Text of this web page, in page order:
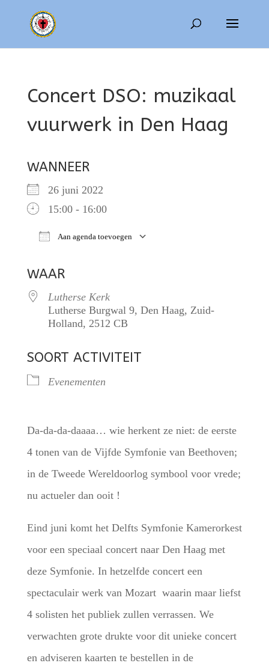
Concert DSO: muzikaal
vuurwerk in Den Haag
WANNEER
26 juni 2022
15:00 - 16:00
Aan agenda toevoegen
WAAR
Lutherse Kerk
Lutherse Burgwal 9, Den Haag, Zuid-
Holland, 2512 CB
SOORT ACTIVITEIT
Evenementen
Da-da-da-daaaa… wie herkent ze niet: de eerste
4 tonen van de Vijfde Symfonie van Beethoven;
in de Tweede Wereldoorlog symbool voor vrede;
nu actueler dan ooit !
Eind juni komt het Delfts Symfonie Kamerorkest
voor een speciaal concert naar Den Haag met
deze Symfonie. In hetzelfde concert een
spectaculair werk van Mozart waarin maar liefst
4 solisten het publiek zullen verrassen. We
verwachten grote drukte voor dit unieke concert
en adviseren kaarten te bestellen in de